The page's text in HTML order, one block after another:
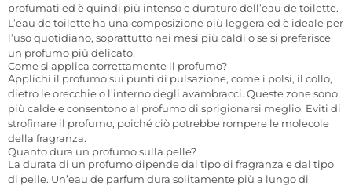
profumati ed è quindi più intenso e duraturo dell’eau de toilette.
L’eau de toilette ha una composizione più leggera ed è ideale per
l’uso quotidiano, soprattutto nei mesi più caldi o se si preferisce
un profumo più delicato.
Come si applica correttamente il profumo?
Applichi il profumo sui punti di pulsazione, come i polsi, il collo,
dietro le orecchie o l’interno degli avambracci. Queste zone sono
più calde e consentono al profumo di sprigionarsi meglio. Eviti di
strofinare il profumo, poiché ciò potrebbe rompere le molecole
della fragranza.
Quanto dura un profumo sulla pelle?
La durata di un profumo dipende dal tipo di fragranza e dal tipo
di pelle. Un’eau de parfum dura solitamente più a lungo di